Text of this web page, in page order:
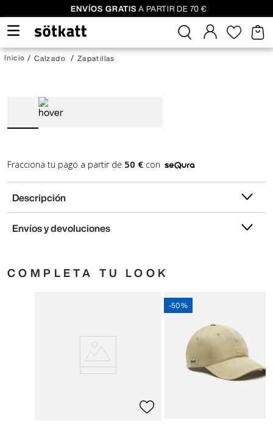
ENVÍOS GRATIS A PARTIR DE 70 €
Calzado Zapatillas
Fracciona tu pago a partir de 50 € con
Descripción
Envíos y devoluciones
COMPLETA TU LOOK
-50 %